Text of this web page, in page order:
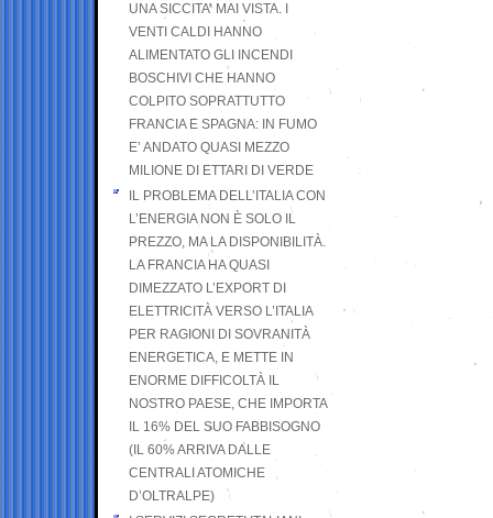
UNA SICCITA’ MAI VISTA. I
VENTI CALDI HANNO
ALIMENTATO GLI INCENDI
BOSCHIVI CHE HANNO
COLPITO SOPRATTUTTO
FRANCIA E SPAGNA: IN FUMO
E’ ANDATO QUASI MEZZO
MILIONE DI ETTARI DI VERDE
IL PROBLEMA DELL’ITALIA CON
L’ENERGIA NON È SOLO IL
PREZZO, MA LA DISPONIBILITÀ.
LA FRANCIA HA QUASI
DIMEZZATO L’EXPORT DI
ELETTRICITÀ VERSO L’ITALIA
PER RAGIONI DI SOVRANITÀ
ENERGETICA, E METTE IN
ENORME DIFFICOLTÀ IL
NOSTRO PAESE, CHE IMPORTA
IL 16% DEL SUO FABBISOGNO
(IL 60% ARRIVA DALLE
CENTRALI ATOMICHE
D’OLTRALPE)